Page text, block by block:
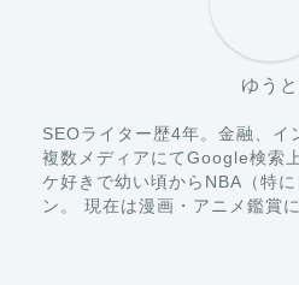
ゆうと
SEOライター歴4年。金融、イ
複数メディアにてGoogle検索
ケ好きで幼い頃からNBA（特
ン。 現在は漫画・アニメ鑑賞